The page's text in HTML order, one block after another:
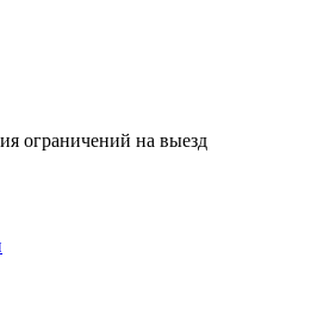
ограничений на выезд